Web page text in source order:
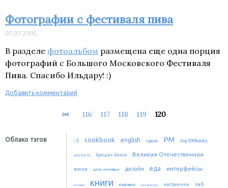
Фотографии с фестиваля пива
07.07.2005
В разделе фотоальбом размещена еще одна порция
фотографий с Большого Московского Фестиваля
Пива. Спасибо Ильдару! :)
Добавить комментарий
⏮ 116 117 118 119 120
Облако тэгов :-) cookbook english logbook PM top100books
wishlist булшит-бинго Великая Отечественная
виски дела семейные дизайн еда интерфейсы
истории книги конфликты мысли вслух настроение паб